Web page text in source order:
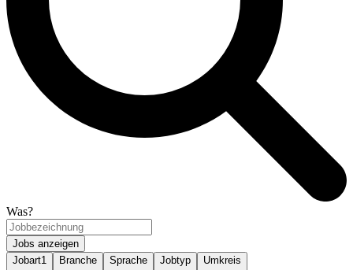
Was?
Jobs anzeigen
Jobart1 Branche Sprache Jobtyp Umkreis